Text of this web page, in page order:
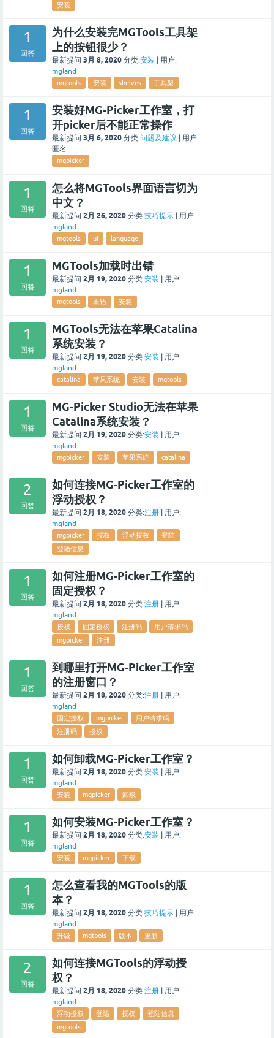
安装
1
回答
为什么安装完MGTools工具架
上的按钮很少？
最新提问 3月 8, 2020 分类:安装 | 用户:
mgland
mgtools 安装 shelves 工具架
1
回答
安装好MG-Picker工作室，打
开picker后不能正常操作
最新提问 3月 6, 2020 分类:问题及建议 | 用户:
匿名
mgpicker
1
回答
怎么将MGTools界面语言切为
中文？
最新提问 2月 26, 2020 分类:技巧提示 | 用户:
mgland
mgtools ui language
1
回答
MGTools加载时出错
最新提问 2月 19, 2020 分类:安装 | 用户:
mgland
mgtools 出错 安装
1
回答
MGTools无法在苹果Catalina
系统安装？
最新提问 2月 19, 2020 分类:安装 | 用户:
mgland
catalina 苹果系统 安装 mgtools
1
回答
MG-Picker Studio无法在苹果
Catalina系统安装？
最新提问 2月 19, 2020 分类:安装 | 用户:
mgland
mgpicker 安装 苹果系统 catalina
2
回答
如何连接MG-Picker工作室的
浮动授权？
最新提问 2月 18, 2020 分类:注册 | 用户:
mgland
mgpicker 授权 浮动授权
登陆
登陆信息
1
回答
如何注册MG-Picker工作室的
固定授权？
最新提问 2月 18, 2020 分类:注册 | 用户:
mgland
授权 固定授权 注册码
用户请求码
mgpicker
注册
1
回答
到哪里打开MG-Picker工作室
的注册窗口？
最新提问 2月 18, 2020 分类:注册 | 用户:
mgland
固定授权 mgpicker
用户请求码
注册码
授权
1
回答
如何卸载MG-Picker工作室？
最新提问 2月 18, 2020 分类:安装 | 用户:
mgland
安装 mgpicker 卸载
1
回答
如何安装MG-Picker工作室？
最新提问 2月 18, 2020 分类:安装 | 用户:
mgland
安装 mgpicker 下载
1
回答
怎么查看我的MGTools的版
本？
最新提问 2月 18, 2020 分类:技巧提示 | 用户:
mgland
升级 mgtools 版本 更新
2
回答
如何连接MGTools的浮动授
权？
最新提问 2月 18, 2020 分类:注册 | 用户:
mgland
浮动授权 登陆 授权
登陆信息
mgtools